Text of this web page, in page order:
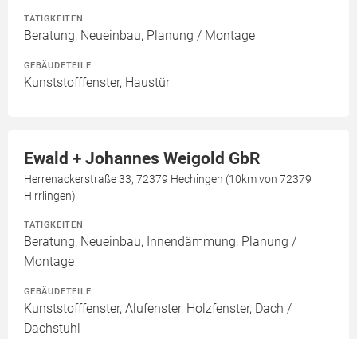
TÄTIGKEITEN
Beratung, Neueinbau, Planung / Montage
GEBÄUDETEILE
Kunststofffenster, Haustür
Ewald + Johannes Weigold GbR
Herrenackerstraße 33, 72379 Hechingen (10km von 72379
Hirrlingen)
TÄTIGKEITEN
Beratung, Neueinbau, Innendämmung, Planung /
Montage
GEBÄUDETEILE
Kunststofffenster, Alufenster, Holzfenster, Dach /
Dachstuhl